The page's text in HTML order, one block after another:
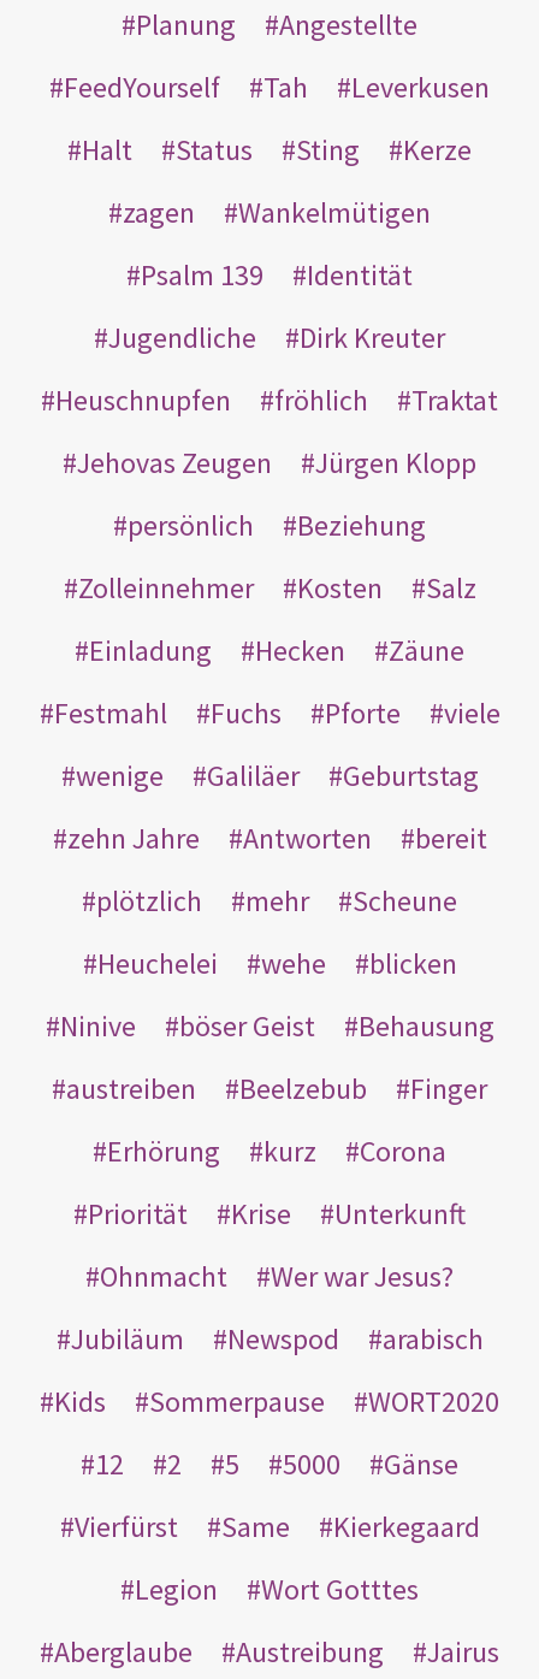
Planung
Angestellte
FeedYourself
Tah
Leverkusen
Halt
Status Sting
Kerze
zagen
Wankelmütigen
Psalm 139
Identität
Jugendliche
Dirk Kreuter
Heuschnupfen
fröhlich
Traktat
Jehovas Zeugen
Jürgen Klopp
persönlich
Beziehung
Zolleinnehmer
Kosten
Salz
Einladung
Hecken
Zäune
Festmahl
Fuchs Pforte
viele
wenige
Galiläer
Geburtstag
zehn Jahre
Antworten
bereit
plötzlich
mehr
Scheune
Heuchelei
wehe
blicken
Ninive
böser Geist
Behausung
austreiben
Beelzebub
Finger
Erhörung
kurz
Corona
Priorität
Krise
Unterkunft
Ohnmacht
Wer war Jesus?
Jubiläum
Newspod
arabisch
Kids
Sommerpause
WORT2020
12
2 5 5000
Gänse
Vierfürst
Same
Kierkegaard
Legion
Wort Gotttes
Aberglaube
Austreibung
Jairus